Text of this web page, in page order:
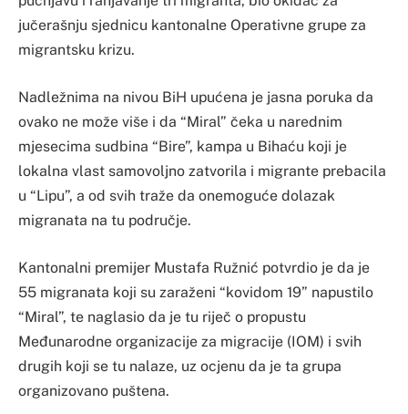
jučerašnju sjednicu kantonalne Operativne grupe za
migrantsku krizu.
Nadležnima na nivou BiH upućena je jasna poruka da
ovako ne može više i da “Miral” čeka u narednim
mjesecima sudbina “Bire”, kampa u Bihaću koji je
lokalna vlast samovoljno zatvorila i migrante prebacila
u “Lipu”, a od svih traže da onemoguće dolazak
migranata na tu područje.
Kantonalni premijer Mustafa Ružnić potvrdio je da je
55 migranata koji su zaraženi “kovidom 19” napustilo
“Miral”, te naglasio da je tu riječ o propustu
Međunarodne organizacije za migracije (IOM) i svih
drugih koji se tu nalaze, uz ocjenu da je ta grupa
organizovano puštena.